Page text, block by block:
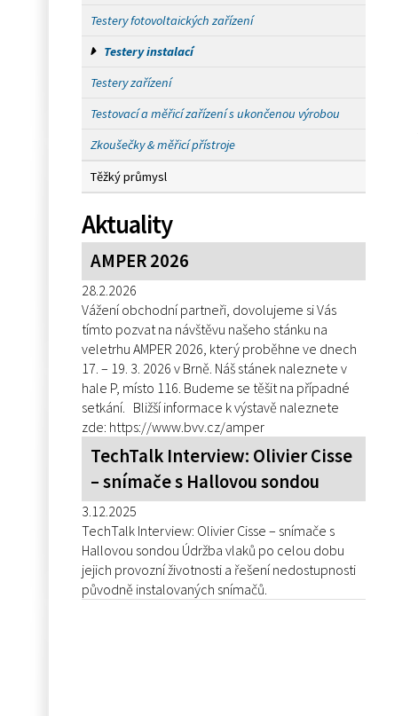
Testery fotovoltaických zařízení
Testery instalací
Testery zařízení
Testovací a měřicí zařízení s ukončenou výrobou
Zkoušečky & měřicí přístroje
Těžký průmysl
Aktuality
AMPER 2026
28.2.2026
Vážení obchodní partneři, dovolujeme si Vás
tímto pozvat na návštěvu našeho stánku na
veletrhu AMPER 2026, který proběhne ve dnech
17. – 19. 3. 2026 v Brně. Náš stánek naleznete v
hale P, místo 116. Budeme se těšit na případné
setkání. Bližší informace k výstavě naleznete
zde: https://www.bvv.cz/amper
TechTalk Interview: Olivier Cisse
– snímače s Hallovou sondou
3.12.2025
TechTalk Interview: Olivier Cisse – snímače s
Hallovou sondou Údržba vlaků po celou dobu
jejich provozní životnosti a řešení nedostupnosti
původně instalovaných snímačů.